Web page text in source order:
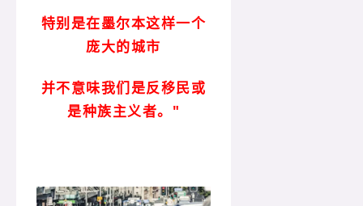
特别是在墨尔本这样一个
庞大的城市
并不意味我们是反移民或
是种族主义者。"